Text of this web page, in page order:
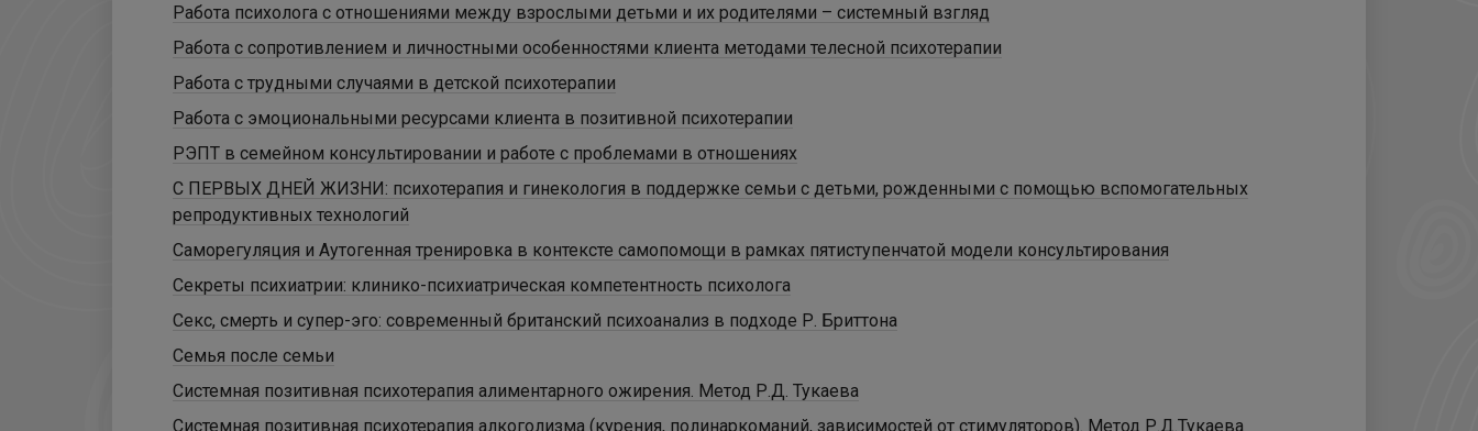
Работа психолога с отношениями между взрослыми детьми и их родителями – системный взгляд
Работа с сопротивлением и личностными особенностями клиента методами телесной психотерапии
Работа с трудными случаями в детской психотерапии
Работа с эмоциональными ресурсами клиента в позитивной психотерапии
РЭПТ в семейном консультировании и работе с проблемами в отношениях
С ПЕРВЫХ ДНЕЙ ЖИЗНИ: психотерапия и гинекология в поддержке семьи с детьми, рожденными с помощью вспомогательных
репродуктивных технологий
Саморегуляция и Аутогенная тренировка в контексте самопомощи в рамках пятиступенчатой модели консультирования
Секреты психиатрии: клинико-психиатрическая компетентность психолога
Секс, смерть и супер-эго: современный британский психоанализ в подходе Р. Бриттона
Семья после семьи
Системная позитивная психотерапия алиментарного ожирения. Метод Р.Д. Тукаева
Системная позитивная психотерапия алкоголизма (курения, полинаркоманий, зависимостей от стимуляторов). Метод Р.Д.Тукаева